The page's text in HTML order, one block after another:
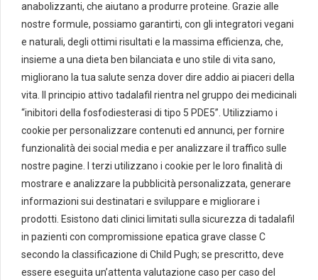
anabolizzanti, che aiutano a produrre proteine. Grazie alle
nostre formule, possiamo garantirti, con gli integratori vegani
e naturali, degli ottimi risultati e la massima efficienza, che,
insieme a una dieta ben bilanciata e uno stile di vita sano,
migliorano la tua salute senza dover dire addio ai piaceri della
vita. Il principio attivo tadalafil rientra nel gruppo dei medicinali
“inibitori della fosfodiesterasi di tipo 5 PDE5”. Utilizziamo i
cookie per personalizzare contenuti ed annunci, per fornire
funzionalità dei social media e per analizzare il traffico sulle
nostre pagine. I terzi utilizzano i cookie per le loro finalità di
mostrare e analizzare la pubblicità personalizzata, generare
informazioni sui destinatari e sviluppare e migliorare i
prodotti. Esistono dati clinici limitati sulla sicurezza di tadalafil
in pazienti con compromissione epatica grave classe C
secondo la classificazione di Child Pugh; se prescritto, deve
essere eseguita un’attenta valutazione caso per caso del